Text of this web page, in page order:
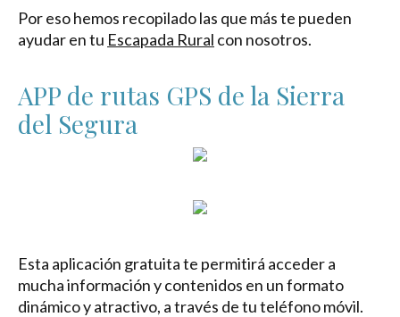
Por eso hemos recopilado las que más te pueden
ayudar en tu Escapada Rural con nosotros.
APP de rutas GPS de la Sierra
del Segura
Esta aplicación gratuita te permitirá acceder a
mucha información y contenidos en un formato
dinámico y atractivo, a través de tu teléfono móvil.